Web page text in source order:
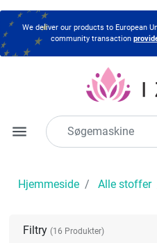
We deliver our products to European
community transaction
menu
Hjemmeside Alle stoffer
Filtry (16 Produkter)